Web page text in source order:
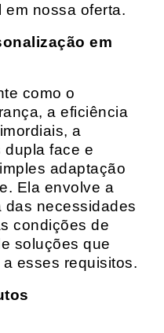
em nossa oferta.
em
como o
a eficiência
a
dupla face e
adaptação
Ela envolve a
das necessidades
condições de
soluções que
esses requisitos.